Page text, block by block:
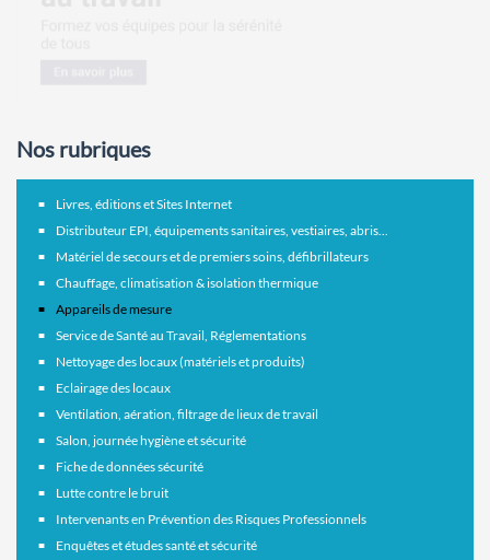
Nos rubriques
Livres, éditions et Sites Internet
Distributeur EPI, équipements sanitaires, vestiaires, abris...
Matériel de secours et de premiers soins, défibrillateurs
Chauffage, climatisation & isolation thermique
Appareils de mesure
Service de Santé au Travail, Réglementations
Nettoyage des locaux (matériels et produits)
Eclairage des locaux
Ventilation, aération, filtrage de lieux de travail
Salon, journée hygiène et sécurité
Fiche de données sécurité
Lutte contre le bruit
Intervenants en Prévention des Risques Professionnels
Enquêtes et études santé et sécurité